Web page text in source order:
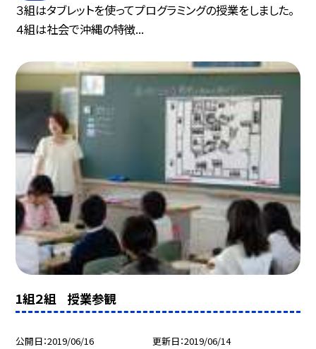
３組はタブレットを使ってプログラミングの授業をしました。
４組は社会で沖縄の特徴...
1組２組 授業参観
公開日 2019/06/16 更新日 2019/06/14